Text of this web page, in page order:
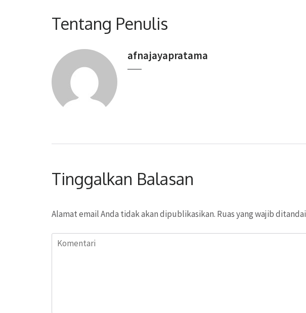
Tentang Penulis
afnajayapratama
Tinggalkan Balasan
Alamat email Anda tidak akan dipublikasikan. Ruas yang wajib ditandai
Komentari